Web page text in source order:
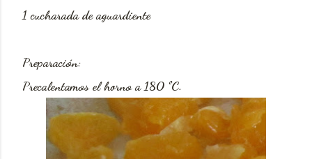
1 cucharada de aguardiente
Preparación:
Precalentamos el horno a 180 ºC.